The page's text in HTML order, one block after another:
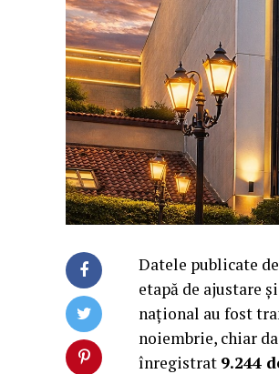
Datele publicate de
etapă de ajustare
național au fost
noiembrie, chiar
înregistrat 9.244